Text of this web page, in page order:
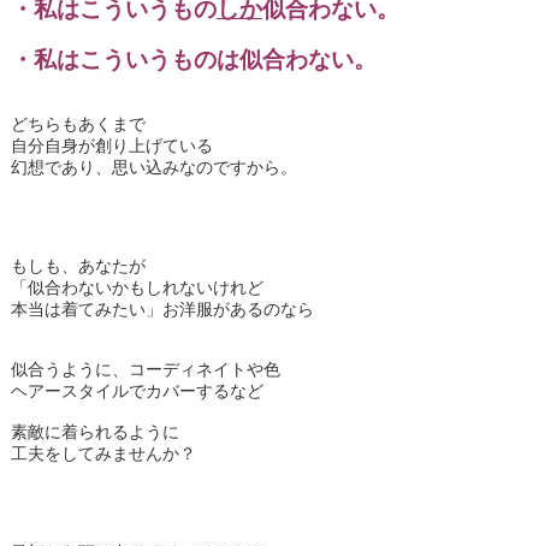
・私はこういうものしか似合わない。
・私はこういうものは似合わない。
どちらもあくまで
自分自身が創り上げている
幻想であり、思い込みなのですから。
もしも、あなたが
「似合わないかもしれないけれど
本当は着てみたい」お洋服があるのなら
似合うように、コーディネイトや色
ヘアースタイルでカバーするなど
素敵に着られるように
工夫をしてみませんか？